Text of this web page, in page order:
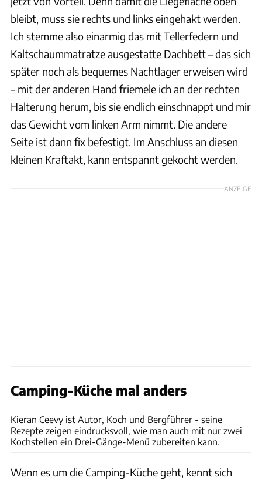
bleibt, muss sie rechts und links eingehakt werden.
Ich stemme also einarmig das mit Tellerfedern und
Kaltschaummatratze ausgestatte Dachbett – das sich
später noch als bequemes Nachtlager erweisen wird
– mit der anderen Hand friemele ich an der rechten
Halterung herum, bis sie endlich einschnappt und mir
das Gewicht vom linken Arm nimmt. Die andere
Seite ist dann fix befestigt. Im Anschluss an diesen
kleinen Kraftakt, kann entspannt gekocht werden.
ANZEIGE
Camping-Küche mal anders
Kieran Ceevy ist Autor, Koch und Bergführer - seine
Rezepte zeigen eindrucksvoll, wie man auch mit nur zwei
Kochstellen ein Drei-Gänge-Menü zubereiten kann.
Wenn es um die Camping-Küche geht, kennt sich